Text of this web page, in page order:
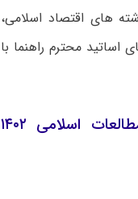
های اقتصاد اسلامی،
محترم راهنما با
عناوین طرح های کارشناسی ارشد استاد محور پژوهشکده مطالعات اسلامی ۱۴۰۲